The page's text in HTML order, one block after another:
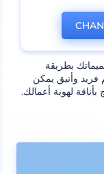
بطريقة
تصميم فريد وأنيق يمكن
لهوية أعمالك.